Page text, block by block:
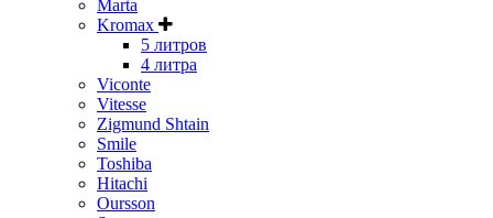
Marta
Kromax
5 литров
4 литра
Viconte
Vitesse
Zigmund Shtain
Smile
Toshiba
Hitachi
Oursson